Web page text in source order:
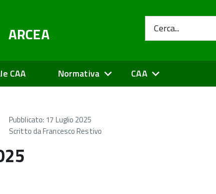
ARCEA Cerca...
CAA Normativa CAA
Pubblicato: 17 Luglio 2025
Scritto daFrancesco Restivo